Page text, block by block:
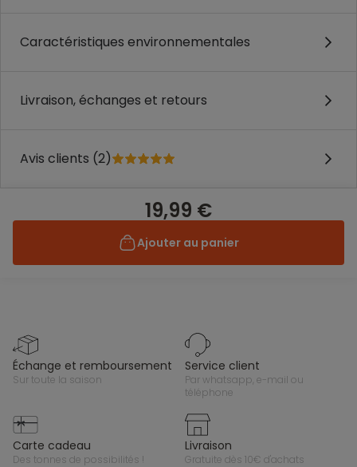
Caractéristiques environnementales
Livraison, échanges et retours
Avis clients (2)
19,99 €
Ajouter au panier
échange et remboursement
sur toute la saison
service client
par whatsapp, e-mail ou
téléphone
carte cadeau
des tonnes de possibilités !
livraison
gratuite dès 10€ d'achats